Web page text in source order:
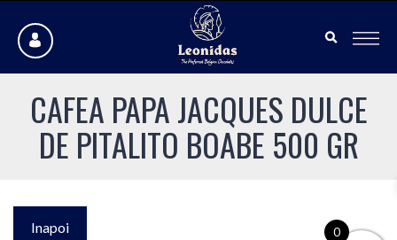
CAFEA PAPA JACQUES DULCE
DE PITALITO BOABE 500 GR
Inapoi 0